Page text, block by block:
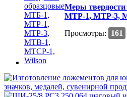
Меры
МТР-1, МТР-3,
Просмотры:
161